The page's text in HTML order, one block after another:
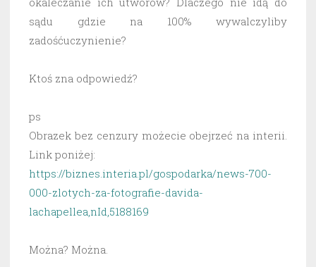
sądu gdzie na 100% wywalczyliby
zadośćuczynienie?
Ktoś zna odpowiedź?
ps
Obrazek bez cenzury możecie obejrzeć na interii.
Link poniżej:
https://biznes.interia.pl/gospodarka/news-700-
000-zlotych-za-fotografie-davida-
lachapellea,nId,5188169
Można? Można.